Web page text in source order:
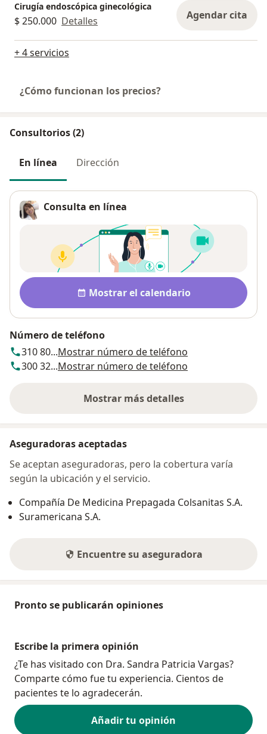
Cirugía endoscópica ginecológica
$ 250.000 Detalles Agendar cita
+ 4 servicios
¿Cómo funcionan los precios?
Consultorios (2)
En línea Dirección
Consulta en línea
Disponibilidad
Mostrar el calendario
Número de teléfono
310 80...Mostrar número de teléfono
300 32...Mostrar número de teléfono
Mostrar más detalles
sobre la dirección
Aseguradoras aceptadas
Se aceptan aseguradoras, pero la cobertura varía
según la ubicación y el servicio.
Compañía De Medicina Prepagada Colsanitas S.A.
Suramericana S.A.
Encuentre su aseguradora
Pronto se publicarán opiniones
Escribe la primera opinión
¿Te has visitado con Dra. Sandra Patricia Vargas?
Comparte cómo fue tu experiencia. Cientos de
pacientes te lo agradecerán.
Añadir tu opinión